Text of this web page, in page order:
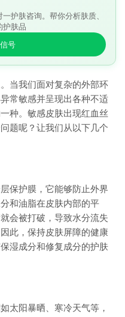
护肤咨询。帮你分析肤质、
护肤品
号
当我们面对复杂的外部环
常敏感并呈现出各种不适
种。敏感皮肤出现红血丝
题呢？让我们从以下几个
保护膜，它能够防止外界
和油脂在皮肤内部的平
会被打破，导致水分流失
此，保持皮肤屏障的健康
湿成分和修复成分的护肤
太阳暴晒、寒冷天气等，